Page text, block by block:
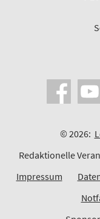
© 2026:
Redaktionelle
Impressum